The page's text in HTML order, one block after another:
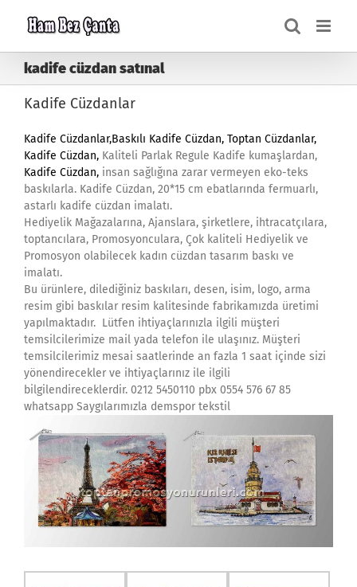
kadife cüzdan satınal
Kadife Cüzdanlar
Kadife Cüzdanlar,Baskılı Kadife Cüzdan, Toptan Cüzdanlar,
Kadife Cüzdan, Kaliteli Parlak Regule Kadife kumaşlardan,
Kadife Cüzdan, insan sağlığına zarar vermeyen eko-teks
baskılarla. Kadife Cüzdan, 20*15 cm ebatlarında fermuarlı,
astarlı kadife cüzdan imalatı.
Hediyelik Mağazalarına, Ajanslara, şirketlere, ihtracatçılara,
toptancılara, Promosyonculara, Çok kaliteli Hediyelik ve
Promosyon olabilecek kadın cüzdan tasarım baskı ve
imalatı.
Bu ürünlere, dilediğiniz baskıları, desen, isim, logo, arma
resim gibi baskılar resim kalitesinde fabrikamızda üretimi
yapılmaktadır. Lütfen ihtiyaçlarınızla ilgili müşteri
temsilcilerimize mail yada telefon ile ulaşınız. Müşteri
temsilcilerimiz mesai saatlerinde an fazla 1 saat içinde sizi
yönendirecekler ve ihtiyaçlarınız ile ilgili
bilgilendireceklerdir. 0212 5450110 pbx 0554 576 67 85
whatsapp Saygılarımızla demspor tekstil